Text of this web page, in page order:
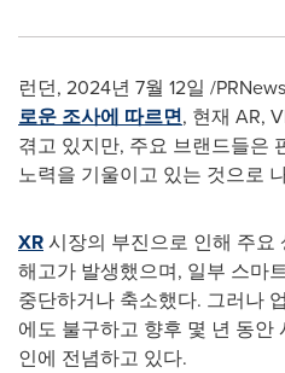
런던, 2024년 7월 12일 /
로운 조사에 따르면, 현재 AR,
겪고 있지만, 주요 브랜드들은
노력을 기울이고 있는 것으로
XR시장의 부진으로 인해 주요
해고가 발생했으며, 일부 스마
중단하거나 축소했다. 그러나
에도 불구하고 향후 몇 년 동안
인에 전념하고 있다.